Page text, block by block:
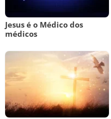
Jesus é o Médico dos
médicos